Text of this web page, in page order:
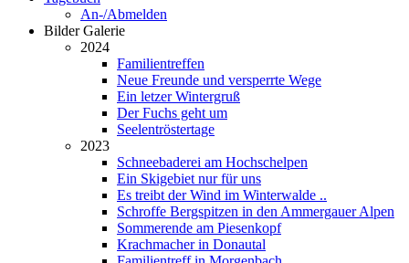
An-/Abmelden
Bilder Galerie
2024
Familientreffen
Neue Freunde und versperrte Wege
Ein letzer Wintergruß
Der Fuchs geht um
Seelentröstertage
2023
Schneebaderei am Hochschelpen
Ein Skigebiet nur für uns
Es treibt der Wind im Winterwalde ..
Schroffe Bergspitzen in den Ammergauer Alpen
Sommerende am Piesenkopf
Krachmacher in Donautal